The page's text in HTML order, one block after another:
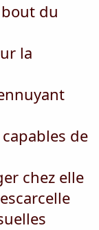
du
la
de
chez elle